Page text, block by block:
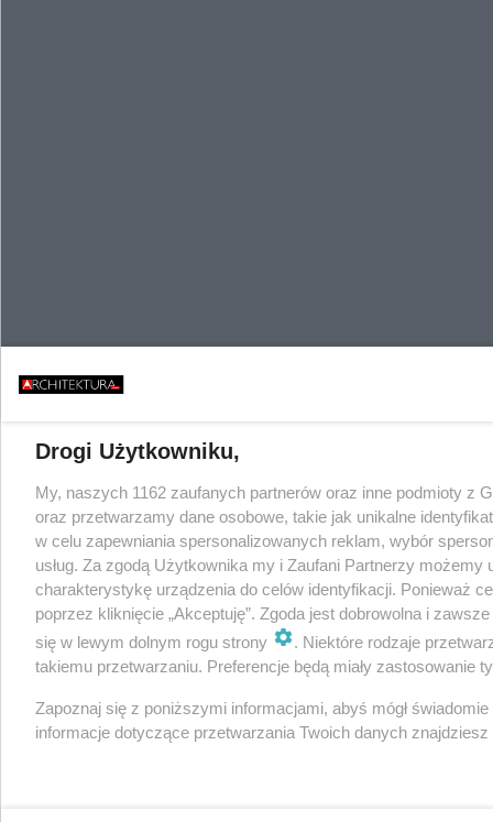
Drogi Użytkowniku,
My, naszych 1162 zaufanych partnerów oraz inne podmioty z
oraz przetwarzamy dane osobowe, takie jak unikalne
w celu zapewniania spersonalizowanych reklam, wybór
usług. Za zgodą Użytkownika my i Zaufani Partnerzy
charakterystykę urządzenia do celów identyfikacji. Ponieważ
poprzez kliknięcie „Akceptuję”. Zgoda jest dobrowolna i
się w lewym dolnym rogu strony
. Niektóre rodzaje
takiemu przetwarzaniu. Preferencje będą miały zastosowanie
Zapoznaj się z poniższymi informacjami, abyś mógł
informacje dotyczące przetwarzania Twoich danych